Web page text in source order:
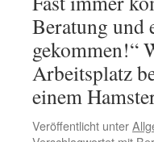
Beratung und
gekommen!“
Arbeitsplatz
einem
Veröffentlicht unter